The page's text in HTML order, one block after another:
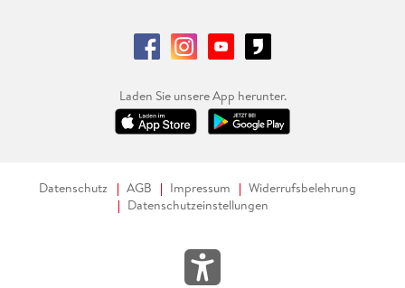
Laden Sie unsere App herunter.
Datenschutz AGB Impressum
Widerrufsbelehrung
Datenschutzeinstellungen